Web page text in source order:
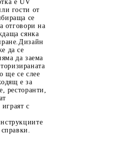
е UV
гости от
се
отговори на
сянка
да се
да заема
ще се слее
е за
ресторанти,
с